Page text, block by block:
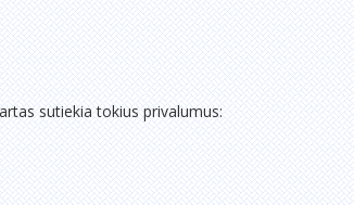
sutiekia tokius privalumus: